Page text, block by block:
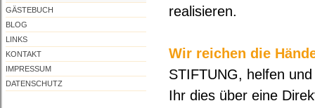
GÄSTEBUCH
BLOG
LINKS
KONTAKT
IMPRESSUM
DATENSCHUTZ
realisieren.
Wir reichen die
STIFTUNG, helfen
Ihr dies über eine